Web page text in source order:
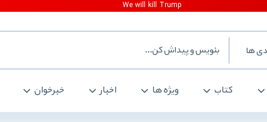
ها
کتاب ویژه ها اخبار خبرخوان